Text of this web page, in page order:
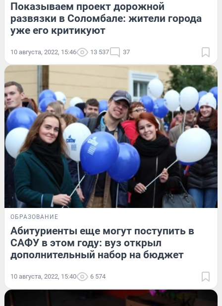
Показываем проект дорожной
развязки в Соломбале: жители города
уже его критикуют
10 августа, 2022, 15:46 13 537 37
ОБРАЗОВАНИЕ
Абитуриенты еще могут поступить в
САФУ в этом году: вуз открыл
дополнительный набор на бюджет
10 августа, 2022, 15:40 6 574